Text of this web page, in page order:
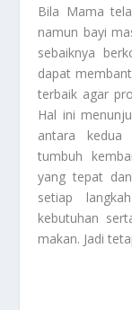
Bila Mama
namun bayi
sebaiknya
dapat
terbaik agar
Hal ini
antara kedua
tumbuh
yang tepat
setiap
kebutuhan
makan. Jadi